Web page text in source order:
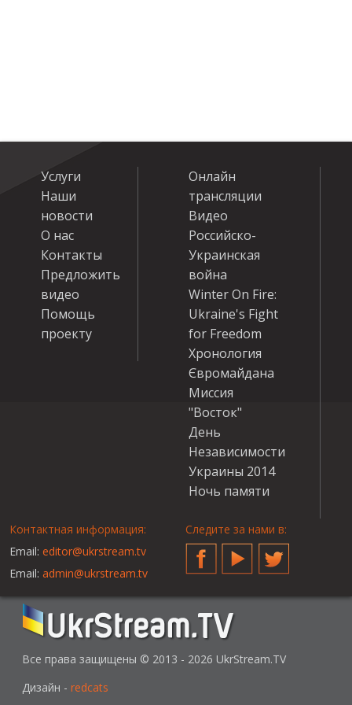
Услуги
Наши
новости
О нас
Контакты
Предложить
видео
Помощь
проекту
Онлайн
трансляции
Видео
Российско-
Украинская
война
Winter On Fire:
Ukraine's Fight
for Freedom
Хронология
Євромайдана
Миссия
"Восток"
День
Независимости
Украины 2014
Ночь памяти
Контактная информация:
Email: editor@ukrstream.tv
Email: admin@ukrstream.tv
Следите за нами в:
FacebookYouTubeTwitter
Все права защищены © 2013 - 2026 UkrStream.TV
Дизайн - redcats